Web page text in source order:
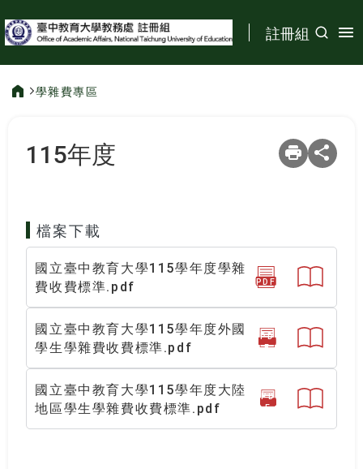
註冊組
學雜費專區
115年度
檔案下載
國立臺中教育大學115學年度學雜
費收費標準.pdf
PDF
國立臺中教育大學115學年度外國
學生學雜費收費標準.pdf
PD
F
國立臺中教育大學115學年度大陸
地區學生學雜費收費標準.pdf
PD
F